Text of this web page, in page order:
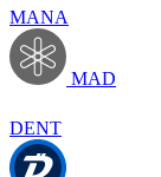
MANA
MAD
DENT